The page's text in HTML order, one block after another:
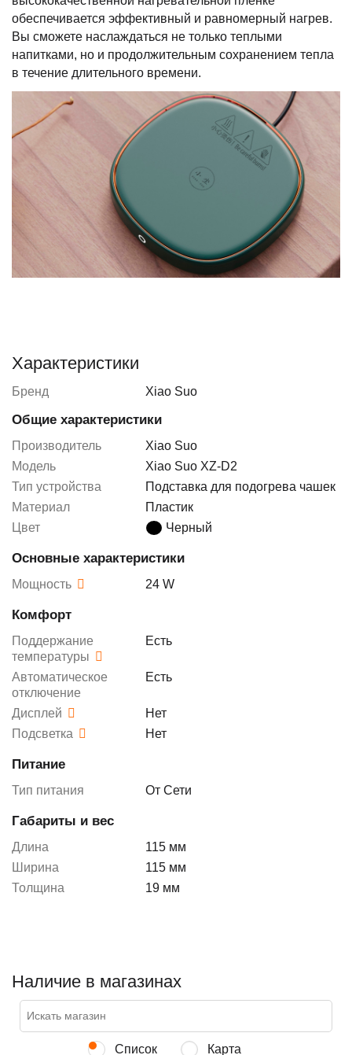
обеспечивается эффективный и равномерный нагрев.
Вы сможете наслаждаться не только теплыми
напитками, но и продолжительным сохранением тепла
в течение длительного времени.
Характеристики
Бренд Xiao Suo
Общие характеристики
Производитель
Xiao Suo
Модель
Xiao Suo XZ-D2
Тип устройства
Подставка для подогрева чашек
Материал
Пластик
Цвет
Черный
Основные характеристики
Мощность 24 W
Комфорт
Поддержание
температуры
Есть
Автоматическое
отключение
Есть
Дисплей
Нет
Подсветка
Нет
Питание
Тип питания От Сети
Габариты и вес
Длина
115 мм
Ширина
115 мм
Толщина
19 мм
Наличие в магазинах
Список Карта